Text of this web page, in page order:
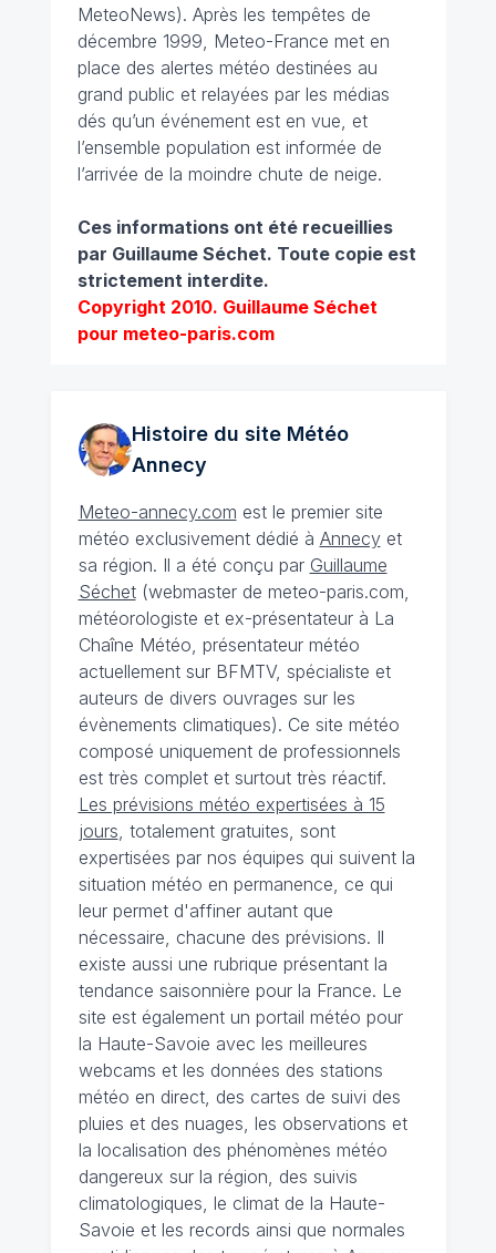
MeteoNews). Après les tempêtes de
décembre 1999, Meteo-France met en
place des alertes météo destinées au
grand public et relayées par les médias
dés qu’un événement est en vue, et
l’ensemble population est informée de
l’arrivée de la moindre chute de neige.
Ces informations ont été recueillies
par Guillaume Séchet. Toute copie est
strictement interdite.
Copyright 2010. Guillaume Séchet
pour meteo-paris.com
Histoire du site Météo
Annecy
Meteo-annecy.com est le premier site
météo exclusivement dédié à Annecyet
sa région. Il a été conçu par Guillaume
Séchet(webmaster de meteo-paris.com,
météorologiste et ex-présentateur à La
Chaîne Météo, présentateur météo
actuellement sur BFMTV, spécialiste et
auteurs de divers ouvrages sur les
évènements climatiques). Ce site météo
composé uniquement de professionnels
est très complet et surtout très réactif.
Les prévisions météo expertisées à 15
jours, totalement gratuites, sont
expertisées par nos équipes qui suivent la
situation météo en permanence, ce qui
leur permet d'affiner autant que
nécessaire, chacune des prévisions. Il
existe aussi une rubrique présentant la
tendance saisonnière pour la France. Le
site est également un portail météo pour
la Haute-Savoie avec les meilleures
webcams et les données des stations
météo en direct, des cartes de suivi des
pluies et des nuages, les observations et
la localisation des phénomènes météo
dangereux sur la région, des suivis
climatologiques, le climat de la Haute-
Savoie et les records ainsi que normales